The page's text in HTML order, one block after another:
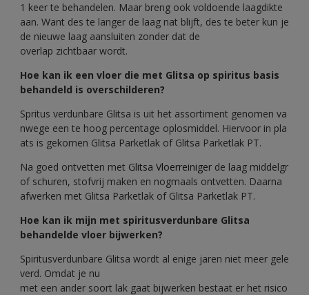
1 keer te behandelen. Maar breng ook voldoende laagdikte
aan. Want des te langer de laag nat blijft, des te beter kun je
de nieuwe laag aansluiten zonder dat de
overlap zichtbaar wordt.
Hoe kan ik een vloer die met Glitsa op spiritus basis
behandeld is overschilderen?
Spritus verdunbare Glitsa is uit het assortiment genomen va
nwege een te hoog percentage oplosmiddel. Hiervoor in pla
ats is gekomen Glitsa Parketlak of Glitsa Parketlak PT.
Na goed ontvetten met Glitsa Vloerreiniger de laag middelgr
of schuren, stofvrij maken en nogmaals ontvetten. Daarna
afwerken met Glitsa Parketlak of Glitsa Parketlak PT.
Hoe kan ik mijn met spiritusverdunbare Glitsa
behandelde vloer bijwerken?
Spiritusverdunbare Glitsa wordt al enige jaren niet meer gele
verd. Omdat je nu
met een ander soort lak gaat bijwerken bestaat er het risico